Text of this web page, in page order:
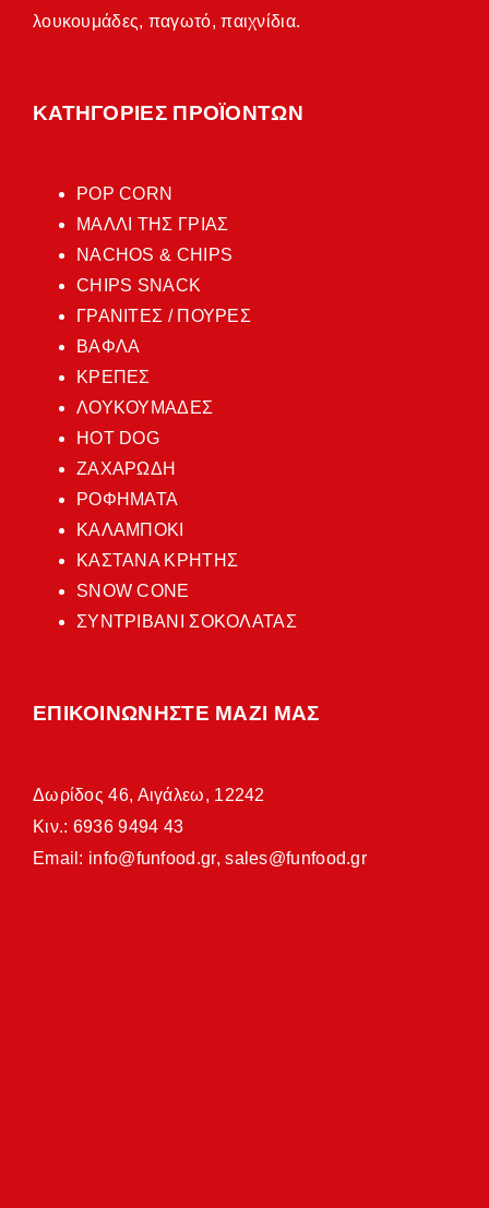
λουκουμάδες, παγωτό, παιχνίδια.
ΚΑΤΗΓΟΡΙΕΣ ΠΡΟΪΟΝΤΩΝ
POP CORN
ΜΑΛΛΙ ΤΗΣ ΓΡΙΑΣ
NACHOS & CHIPS
CHIPS SNACK
ΓΡΑΝΙΤΕΣ / ΠΟΥΡΕΣ
ΒΑΦΛΑ
ΚΡΕΠΕΣ
ΛΟΥΚΟΥΜΑΔΕΣ
HOT DOG
ΖΑΧΑΡΩΔΗ
ΡΟΦΗΜΑΤΑ
ΚΑΛΑΜΠΟΚΙ
ΚΑΣΤΑΝΑ ΚΡΗΤΗΣ
SNOW CONE
ΣΥΝΤΡΙΒΑΝΙ ΣΟΚΟΛΑΤΑΣ
ΕΠΙΚΟΙΝΩΝΗΣΤΕ ΜΑΖΙ ΜΑΣ
Δωρίδος 46, Αιγάλεω, 12242
Κιν.: 6936 9494 43
Email: info@funfood.gr,sales@funfood.gr